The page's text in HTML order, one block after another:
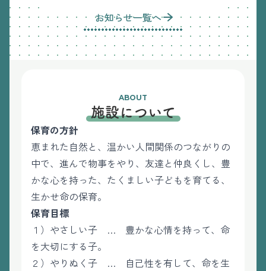
お知らせ一覧へ
ABOUT
施設について
保育の方針
恵まれた自然と、温かい人間関係のつながりの
中で、進んで物事をやり、友達と仲良くし、豊
かな心を持った、たくましい子どもを育てる、
生かせ命の保育。
保育目標
１）やさしい子 … 豊かな心情を持って、命
を大切にする子。
２）やりぬく子 … 自己性を有して、命を生